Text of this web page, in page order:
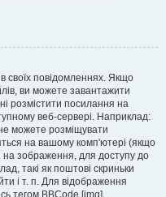
своїх повідомленнях. Якщо
ви можете завантажити
розмістити посилання на
веб-сервері. Наприклад:
можете розміщувати
на вашому комп'ютері (якщо
на зображення, для доступу до
такі як поштові скриньки
і т. п. Для відображення
тегом BBCode [img].